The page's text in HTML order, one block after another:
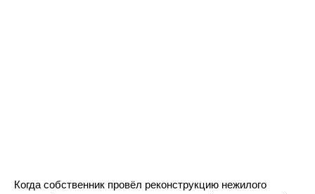
Когда собственник провёл реконструкцию нежилого